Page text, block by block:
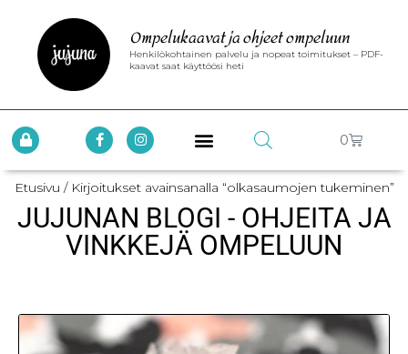
Ompelukaavat ja ohjeet ompeluun
Henkilökohtainen palvelu ja nopeat toimitukset – PDF-
kaavat saat käyttöösi heti
0
Etusivu / Kirjoitukset avainsanalla “olkasaumojen tukeminen”
JUJUNAN BLOGI - OHJEITA JA
VINKKEJÄ OMPELUUN